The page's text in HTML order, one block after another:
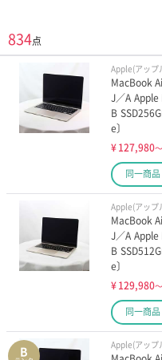
834点
Apple(アップ
MacBook
J／A
B
e〕
¥127,980～
同一商品
Apple(アップ
MacBook
J／A
B
e〕
¥129,980～
同一商品
B Apple(アップ